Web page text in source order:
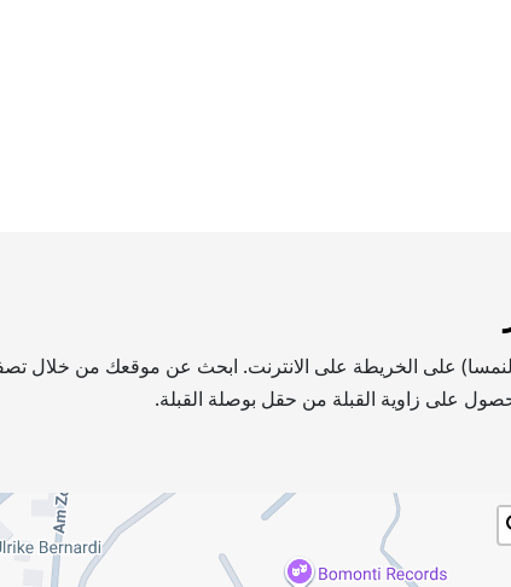
(النمسا) على الخريطة على الانترنت. ابحث عن موقعك من خلال
على زاوية القبلة من حقل بوصلة القبلة.